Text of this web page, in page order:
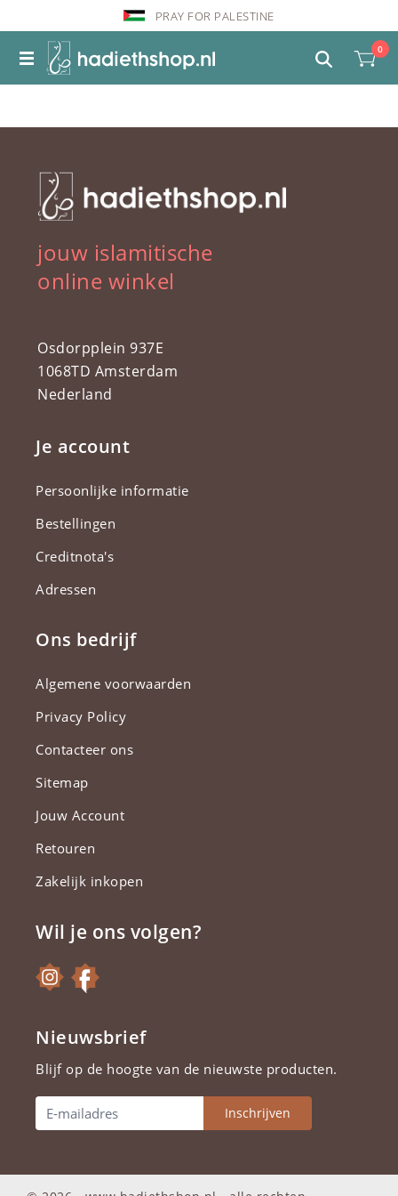
PRAY FOR PALESTINE
0
jouw islamitische
online winkel
Osdorpplein 937E
1068TD Amsterdam
Nederland
Je account
Persoonlijke informatie
Bestellingen
Creditnota's
Adressen
Ons bedrijf
Algemene voorwaarden
Privacy Policy
Contacteer ons
Sitemap
Jouw Account
Retouren
Zakelijk inkopen
Wil je ons volgen?
Nieuwsbrief
Blijf op de hoogte van de nieuwste producten.
Inschrijven